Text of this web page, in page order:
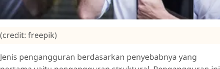
(credit: freepik)
Jenis pengangguran berdasarkan penyebabnya yang